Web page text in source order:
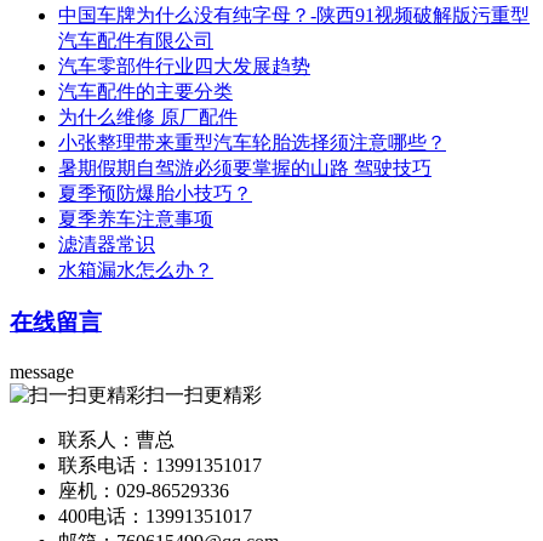
中国车牌为什么没有纯字母？-陕西91视频破解版污重型
汽车配件有限公司
汽车零部件行业四大发展趋势
汽车配件的主要分类
为什么维修 原厂配件
小张整理带来重型汽车轮胎选择须注意哪些？
暑期假期自驾游必须要掌握的山路 驾驶技巧
夏季预防爆胎小技巧？
夏季养车注意事项
滤清器常识
水箱漏水怎么办？
在线留言
message
扫一扫更精彩
联系人：曹总
联系电话：13991351017
座机：029-86529336
400电话：13991351017